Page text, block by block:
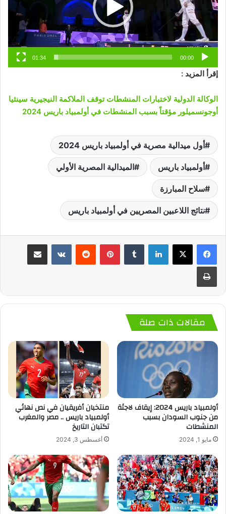
00:00
01:34
إقرأ المزيد :
الوكالة الدولية لاختبارات المنشطات توقف الملاكمة النيجيرية سينثيا
أوجونسميلور مؤقتاً بسبب المنشطات في أولمبياد باريس 2024
أول ميدالية مصرية في أولمبياد باريس 2024
أولمبياد باريس الميدالية المصرية الأولي
سلاح المبارزة
نتائج اللاعبين المصريين في أولمبياد باريس
لينكدإن بينتيريست
مقالات ذات صلة
أولمبياد باريس 2024: إيقاف لاجئة
من جنوب السودان بسبب
المنشطات
مايو 1, 2024
منتخبان أفريقيان في نص نهائي
أولمبياد باريس .. مصر والمغرب
تكتبان التاريخ
أغسطس 3, 2024